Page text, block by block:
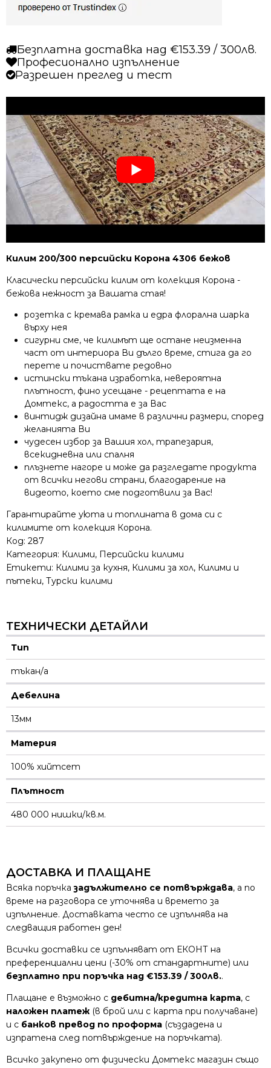
Безплатна доставка над €153.39 / 300лв.
Професионално изпълнение
Разрешен преглед и тест
Килим 200/300 персийски Корона 4306 бежов
Класически персийски килим от колекция Корона -
бежова нежност за Вашата стая!
розетка с кремава рамка и едра флорална шарка
върху нея
сигурни сме, че килимът ще остане неизменна
част от интериора Ви дълго време, стига да го
перете и почиствате редовно
истински тъкана изработка, невероятна
плътност, фино усещане - рецептата е на
Домтекс, а радостта е за Вас
винтидж дизайна имаме в различни размери, според
желанията Ви
чудесен избор за Вашия хол, трапезария,
всекидневна или спалня
плъзнете нагоре и може да разгледате продукта
от всички негови страни, благодарение на
видеото, което сме подготвили за Вас!
Гарантирайте уюта и топлината в дома си с
килимите от колекция Корона.
Код: 287
Категория: Килими, Персийски килими
Етикети: Килими за кухня, Килими за хол, Килими и
пътеки, Турски килими
ТЕХНИЧЕСКИ ДЕТАЙЛИ
Тип
тъкан/а
Дебелина
13мм
Материя
100% хийтсет
Плътност
480 000 нишки/кв.м.
ДОСТАВКА И ПЛАЩАНЕ
Всяка поръчказадължително се потвърждава, а по
време на разговора се уточнява и времето за
изпълнение. Доставката често се изпълнява на
следващия работен ден!
Всички доставки се изпълняват от ЕКОНТ на
преференциални цени (-30% от стандартните) или
безплатно при поръчка над €153.39 / 300лв..
Плащане е възможно с дебитна/кредитна карта, с
наложен платеж (в брой или с карта при получаване)
и с банков превод по проформа (създадена и
изпратена след потвърждение на поръчката).
Всичко закупено от физически Домтекс магазин също